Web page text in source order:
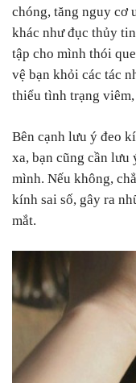
chóng, tăng nguy cơ
khác như đục thủy
tập cho mình thói
vệ bạn khỏi các tác
thiểu tình trạng viêm,
Bên cạnh lưu ý đeo
xa, bạn cũng cần lưu
mình. Nếu không,
kính sai số, gây ra
mắt.